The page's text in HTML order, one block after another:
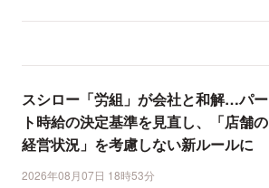
スシロー「労組」が会社と和解…パー
ト時給の決定基準を見直し、「店舗の
経営状況」を考慮しない新ルールに
2026年08月07日 18時53分